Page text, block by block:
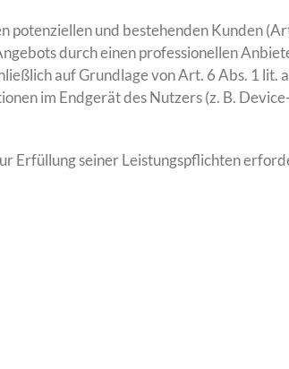
und bestehenden Kunden
durch einen professionellen
auf Grundlage von Art. 6 Abs. 1 lit.
im Endgerät des Nutzers (z. B.
seiner Leistungspflichten